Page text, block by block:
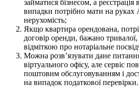
У людини є власне житло в тому
займатися бізнесом, а реєстрація
випадки потрібно мати на руках
нерухомість;
Якщо квартира орендована,
договір оренди, бажано тривалої,
відміткою про нотаріальне
Можна розв’язувати дане
віртуального офісу, але сервіс